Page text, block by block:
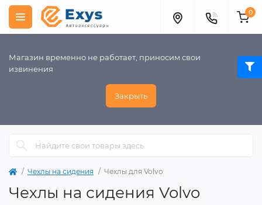
Магазин временно не работает, приносим свои
извинения
Закрыть
0
Чехлы на сидения Чехлы для Volvo
Чехлы на сидения Volvo